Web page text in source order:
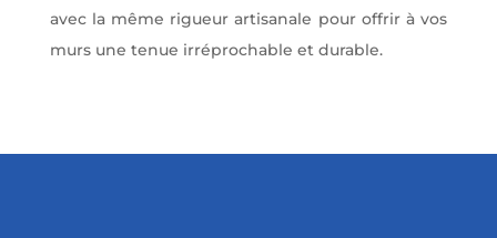
avec la même rigueur artisanale pour offrir à vos
murs une tenue irréprochable et durable.